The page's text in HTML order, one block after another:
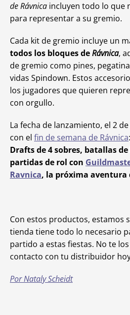
de Rávnica incluyen todo lo que
para representar a su gremio.
Cada kit de gremio incluye un
todos los bloques deRávnica,
de gremio como pines,
vidas Spindown. Estos
los jugadores que quieren
con orgullo.
La fecha de lanzamiento, el 2
con el fin de semana de Rávnica:
Drafts de 4 sobres, batallas
partidas de rol con
Ravnica, la próxima aventura
Con estos productos, estamos
tienda tiene todo lo necesario
partido a estas fiestas. No te
contacto con tu distribuidor
Por Nataly Scheidt